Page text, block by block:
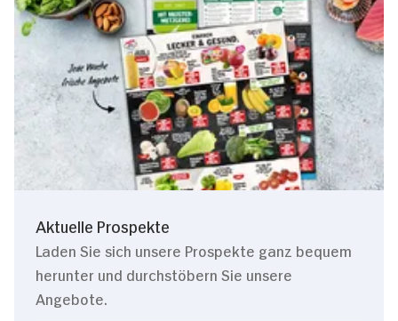
Aktuelle Prospekte
Laden Sie sich unsere Prospekte ganz bequem
herunter und durchstöbern Sie unsere
Angebote.